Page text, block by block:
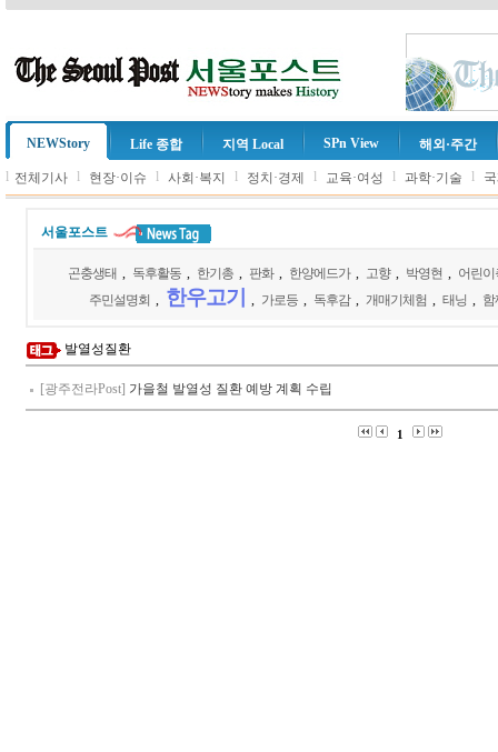
NEWStory Life 종합 지역 Local SPn View 해외·주간
l 전체기사 l 현장·이슈 l 사회·복지 l 정치·경제 l 교육·여성 l 과학·기술 l
서울포스트
곤충생태 독후활동 한기총 판화 한양에드가 고향 박영현
어린이
주민설명회
한우고기 가로등 독후감 개매기체험 태닝 함
발열성질환
[광주전라Post] 가을철 발열성 질환 예방 계획 수립
1